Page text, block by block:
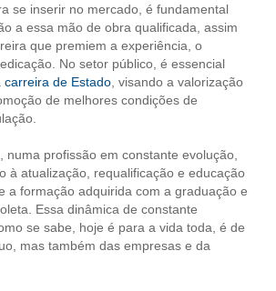
se inserir no mercado, é fundamental
a essa mão de obra qualificada, assim
que premiem a experiência, o
No setor público, é essencial
carreira de Estado , visando a valorização
de melhores condições de
numa profissão em constante evolução,
à atualização, requalificação e educação
a formação adquirida com a graduação e
Essa dinâmica de constante
se sabe, hoje é para a vida toda, é de
mas também das empresas e da